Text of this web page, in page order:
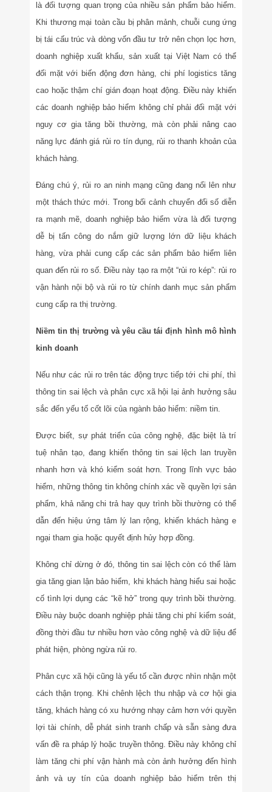
là đối tượng quan trọng của nhiều sản phẩm bảo hiểm.
Khi thương mại toàn cầu bị phân mảnh, chuỗi cung ứng
bị tái cấu trúc và dòng vốn đầu tư trở nên chọn lọc hơn,
doanh nghiệp xuất khẩu, sản xuất tại Việt Nam có thể
đối mặt với biến động đơn hàng, chi phí logistics tăng
cao hoặc thậm chí gián đoạn hoạt động. Điều này khiến
các doanh nghiệp bảo hiểm không chỉ phải đối mặt với
nguy cơ gia tăng bồi thường, mà còn phải nâng cao
năng lực đánh giá rủi ro tín dụng, rủi ro thanh khoản của
khách hàng.
Đáng chú ý, rủi ro an ninh mạng cũng đang nổi lên như
một thách thức mới. Trong bối cảnh chuyển đổi số diễn
ra mạnh mẽ, doanh nghiệp bảo hiểm vừa là đối tượng
dễ bị tấn công do nắm giữ lượng lớn dữ liệu khách
hàng, vừa phải cung cấp các sản phẩm bảo hiểm liên
quan đến rủi ro số. Điều này tạo ra một “rủi ro kép”: rủi ro
vận hành nội bộ và rủi ro từ chính danh mục sản phẩm
cung cấp ra thị trường.
Niềm tin thị trường và yêu cầu tái định hình mô hình
kinh doanh
Nếu như các rủi ro trên tác động trực tiếp tới chi phí, thì
thông tin sai lệch và phân cực xã hội lại ảnh hưởng sâu
sắc đến yếu tố cốt lõi của ngành bảo hiểm: niềm tin.
Được biết, sự phát triển của công nghệ, đặc biệt là trí
tuệ nhân tạo, đang khiến thông tin sai lệch lan truyền
nhanh hơn và khó kiểm soát hơn. Trong lĩnh vực bảo
hiểm, những thông tin không chính xác về quyền lợi sản
phẩm, khả năng chi trả hay quy trình bồi thường có thể
dẫn đến hiệu ứng tâm lý lan rộng, khiến khách hàng e
ngại tham gia hoặc quyết định hủy hợp đồng.
Không chỉ dừng ở đó, thông tin sai lệch còn có thể làm
gia tăng gian lận bảo hiểm, khi khách hàng hiểu sai hoặc
cố tình lợi dụng các “kẽ hở” trong quy trình bồi thường.
Điều này buộc doanh nghiệp phải tăng chi phí kiểm soát,
đồng thời đầu tư nhiều hơn vào công nghệ và dữ liệu để
phát hiện, phòng ngừa rủi ro.
Phân cực xã hội cũng là yếu tố cần được nhìn nhận một
cách thận trọng. Khi chênh lệch thu nhập và cơ hội gia
tăng, khách hàng có xu hướng nhạy cảm hơn với quyền
lợi tài chính, dễ phát sinh tranh chấp và sẵn sàng đưa
vấn đề ra pháp lý hoặc truyền thông. Điều này không chỉ
làm tăng chi phí vận hành mà còn ảnh hưởng đến hình
ảnh và uy tín của doanh nghiệp bảo hiểm trên thị